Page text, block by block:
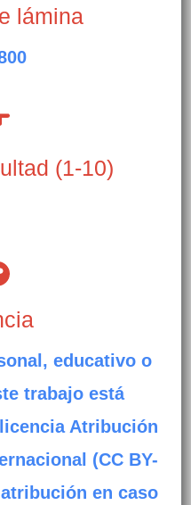
lámina
(1-10)
educativo o
trabajo está
Atribución
(CC BY-
en caso